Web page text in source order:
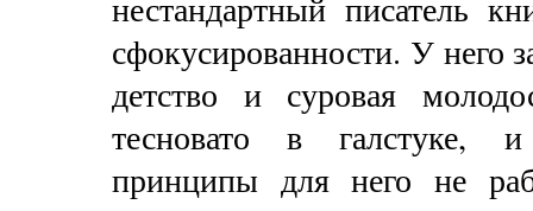
сфокусированности. У него
детство и суровая
тесновато в галстуке,
принципы для него не